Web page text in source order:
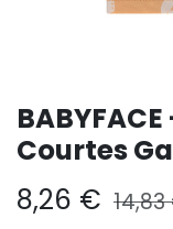
Courtes
8,26 € 14,83